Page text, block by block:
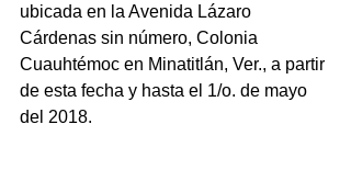
ubicada en la Avenida Lázaro
Cárdenas sin número, Colonia
Cuauhtémoc en Minatitlán, Ver., a partir
de esta fecha y hasta el 1/o. de mayo
del 2018.